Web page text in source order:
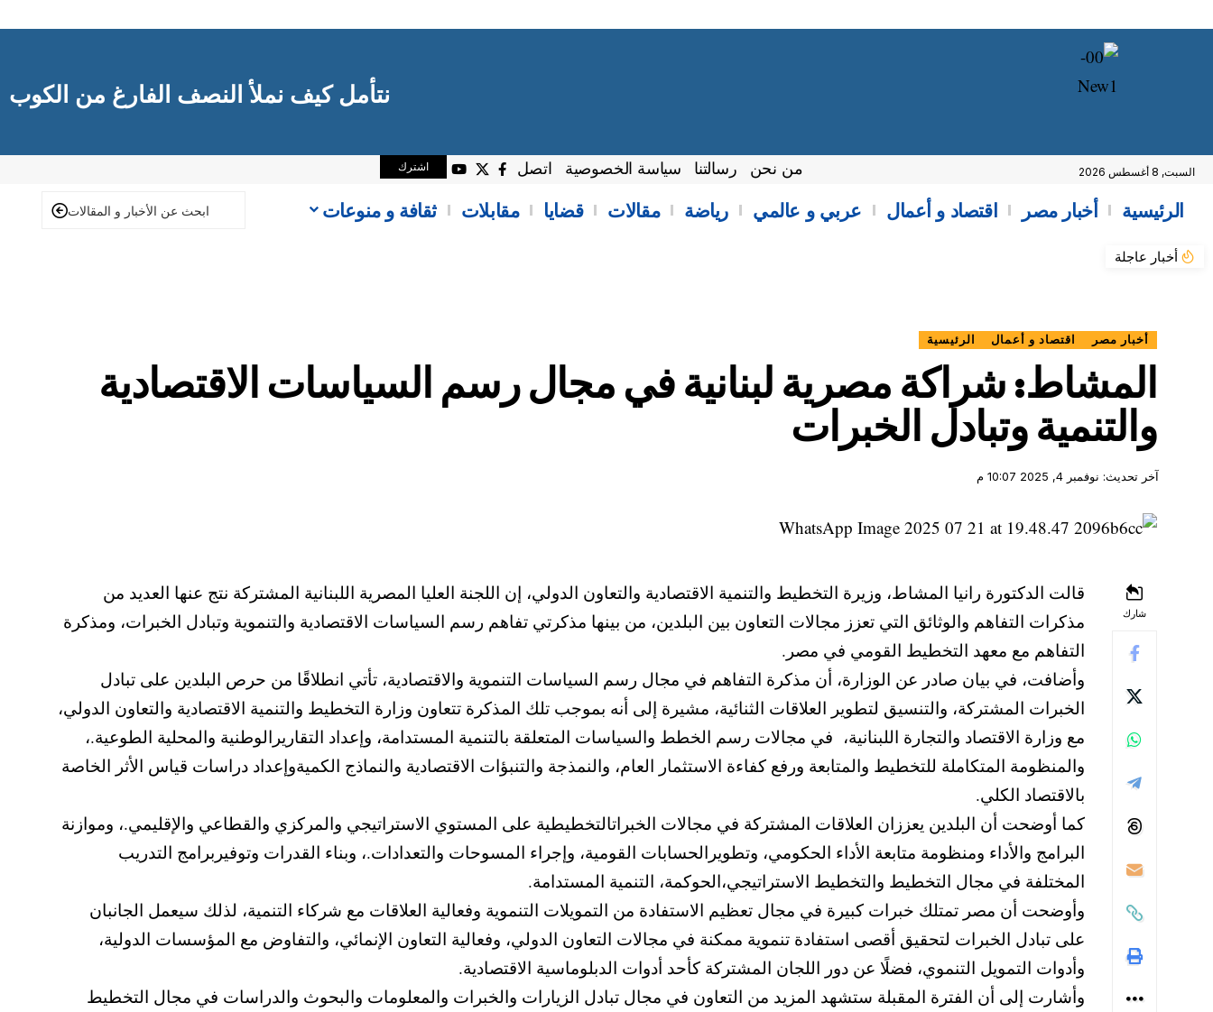
نتأمل كيف نملأ النصف الفارغ من الكوب
السبت, 8 أغسطس 2026 من نحن رسالتنا سياسة الخصوصية اتصل اشترك
الرئيسية أخبار مصر اقتصاد و أعمال عربي و عالمي رياضة مقالات قضايا مقابلات ثقافة و منوعات
أخبار عاجلة
أخبار مصر اقتصاد و أعمال الرئيسية
المشاط: شراكة مصرية لبنانية في مجال رسم السياسات الاقتصادية
والتنمية وتبادل الخبرات
آخر تحديث: نوفمبر 4, 2025 10:07 م
شارك
قالت الدكتورة رانيا المشاط، وزيرة التخطيط والتنمية الاقتصادية والتعاون الدولي، إن اللجنة العليا المصرية اللبنانية المشتركة نتج عنها العديد من
مذكرات التفاهم والوثائق التي تعزز مجالات التعاون بين البلدين، من بينها مذكرتي تفاهم رسم السياسات الاقتصادية والتنموية وتبادل الخبرات، ومذكرة
التفاهم مع معهد التخطيط القومي في مصر.
وأضافت، في بيان صادر عن الوزارة، أن مذكرة التفاهم في مجال رسم السياسات التنموية والاقتصادية، تأتي انطلاقًا من حرص البلدين على تبادل
الخبرات المشتركة، والتنسيق لتطوير العلاقات الثنائية، مشيرة إلى أنه بموجب تلك المذكرة تتعاون وزارة التخطيط والتنمية الاقتصادية والتعاون الدولي،
مع وزارة الاقتصاد والتجارة اللبنانية، في مجالات رسم الخطط والسياسات المتعلقة بالتنمية المستدامة، وإعداد التقاريرالوطنية والمحلية الطوعية.،
والمنظومة المتكاملة للتخطيط والمتابعة ورفع كفاءة الاستثمار العام، والنمذجة والتنبؤات الاقتصادية والنماذج الكميةوإعداد دراسات قياس الأثر الخاصة
بالاقتصاد الكلي.
كما أوضحت أن البلدين يعززان العلاقات المشتركة في مجالات الخبراتالتخطيطية على المستوي الاستراتيجي والمركزي والقطاعي والإقليمي.، وموازنة
البرامج والأداء ومنظومة متابعة الأداء الحكومي، وتطويرالحسابات القومية، وإجراء المسوحات والتعدادات.، وبناء القدرات وتوفيربرامج التدريب
المختلفة في مجال التخطيط والتخطيط الاستراتيجي،الحوكمة، التنمية المستدامة.
وأوضحت أن مصر تمتلك خبرات كبيرة في مجال تعظيم الاستفادة من التمويلات التنموية وفعالية العلاقات مع شركاء التنمية، لذلك سيعمل الجانبان
على تبادل الخبرات لتحقيق أقصى استفادة تنموية ممكنة في مجالات التعاون الدولي، وفعالية التعاون الإنمائي، والتفاوض مع المؤسسات الدولية،
وأدوات التمويل التنموي، فضلًا عن دور اللجان المشتركة كأحد أدوات الدبلوماسية الاقتصادية.
وأشارت إلى أن الفترة المقبلة ستشهد المزيد من التعاون في مجال تبادل الزيارات والخبرات والمعلومات والبحوث والدراسات في مجال التخطيط